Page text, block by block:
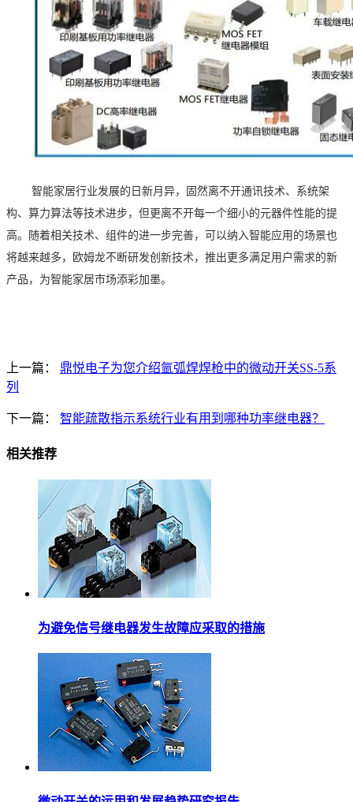
智能家居行业发展的日新月异，固然离不开通讯技术、系统架
构、算力算法等技术进步，但更离不开每一个细小的元器件性能的提
高。随着相关技术、组件的进一步完善，可以纳入智能应用的场景也
将越来越多，
欧姆龙不断研发创新技术，推出更多满足用户需求的新
产品，为智能家居市场添彩加墨。
上一篇：
鼎悦电子为您介绍氩弧焊焊枪中的微动开关SS-5系
列
下一篇： 智能疏散指示系统行业有用到哪种功率继电器？
相关推荐
为避免信号继电器发生故障应采取的措施